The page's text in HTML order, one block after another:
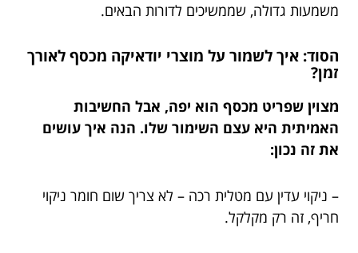
משמעות גדולה, שממשיכים לדורות הבאים.
הסוד: איך לשמור על מוצרי יודאיקה מכסף לאורך
זמן?
מצוין שפריט מכסף הוא יפה, אבל החשיבות
האמיתית היא עצם השימור שלו. הנה איך עושים
את זה נכון:
– ניקוי עדין עם מטלית רכה – לא צריך שום חומר ניקוי
חריף, זה רק מקלקל.